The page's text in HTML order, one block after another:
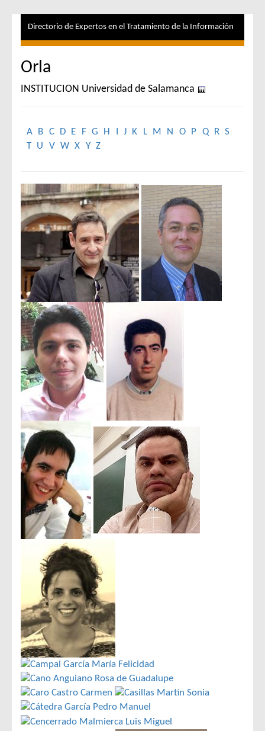
Directorio de Expertos en el Tratamiento de la Información
Orla
INSTITUCION Universidad de Salamanca
A B C D E F G H J K L M N O P Q R S
T U V W X Y Z